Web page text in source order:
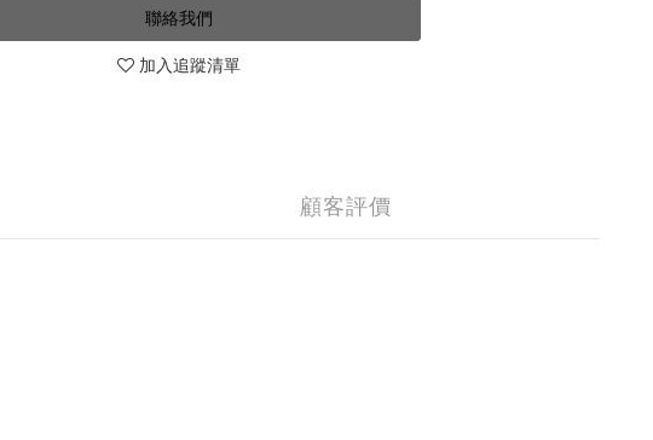
聯絡我們
加入追蹤清單
顧客評價